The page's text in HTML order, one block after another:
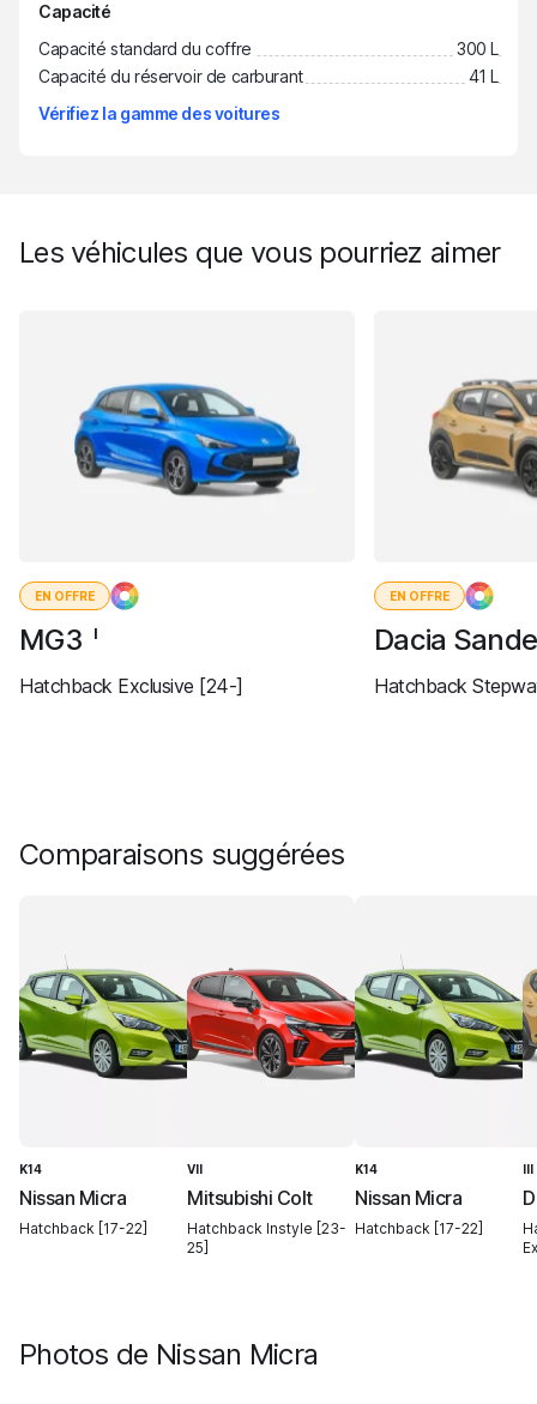
Capacité
Capacité standard du coffre
300 L
Capacité du réservoir de carburant
41 L
Vérifiez la gamme des voitures
Les véhicules que vous pourriez aimer
EN OFFRE
MG3 I
Hatchback Exclusive [24-]
EN OFFRE
Dacia
Hatchback
Comparaisons suggérées
K14
Nissan Micra
Hatchback [17-22]
VII
Mitsubishi Colt
Hatchback Instyle [23-
25]
K14
Nissan Micra
Hatchback [17-22]
Photos de Nissan Micra